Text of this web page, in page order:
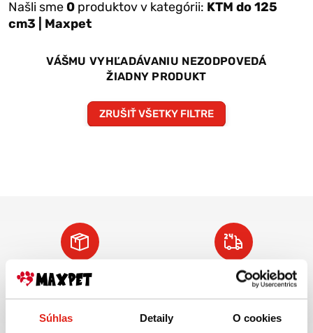
Súhlas Detaily O cookies
Našli sme 0 produktov v kategórii: KTM do 125
cm3 | Maxpet
VÁŠMU VYHĽADÁVANIU NEZODPOVEDÁ
ŽIADNY PRODUKT
ZRUŠIŤ VŠETKY FILTRE
Doprava ZADARMO
pre objednávky
VIAC INFO
Tovar NA SKLADE
expedujeme do 24
VIAC INFO